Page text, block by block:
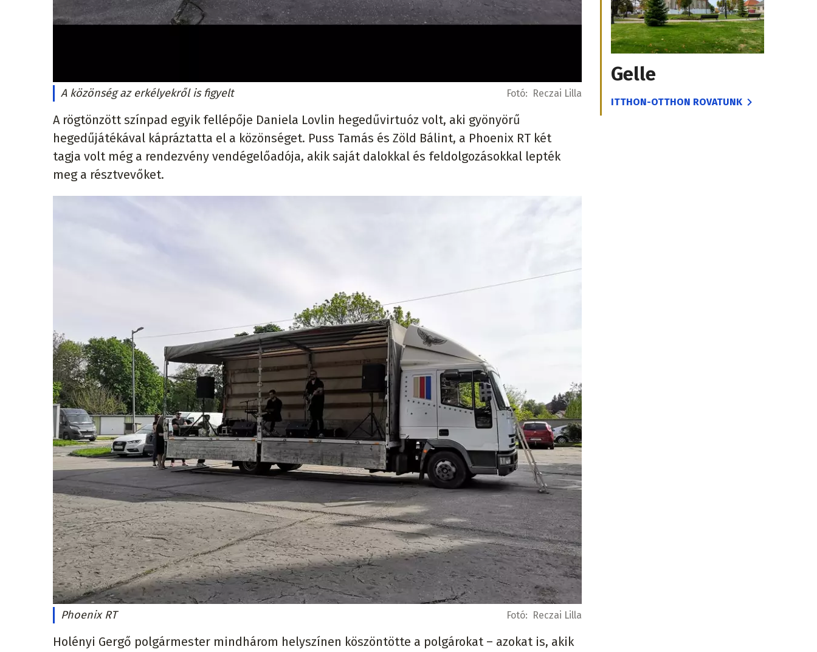
A közönség az erkélyekről is figyelt Fotó: Reczai Lilla
A rögtönzött színpad egyik fellépője Daniela Lovlin hegedűvirtuóz volt, aki gyönyörű
hegedűjátékával kápráztatta el a közönséget. Puss Tamás és Zöld Bálint, a Phoenix RT két
tagja volt még a rendezvény vendégelőadója, akik saját dalokkal és feldolgozásokkal lepték
meg a résztvevőket.
Phoenix RT Fotó: Reczai Lilla
Holényi Gergő polgármester mindhárom helyszínen köszöntötte a polgárokat – azokat is, akik
Gelle
ITTHON-OTTHON ROVATUNK